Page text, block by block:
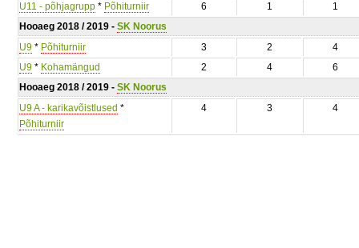
U11 - põhjagrupp * Põhiturniir 6 1
1
Hooaeg 2018 / 2019 - SK Noorus
U9 * Põhiturniir 3 2
4
U9 * Kohamängud 2 4
6
Hooaeg 2018 / 2019 - SK Noorus
U9 A - karikavõistlused *
Põhiturniir
4 3 4